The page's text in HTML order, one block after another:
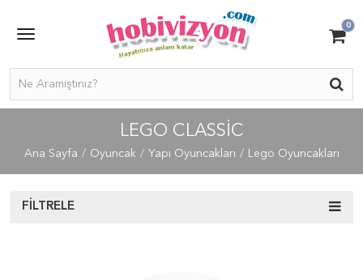
0
LEGO CLASSIC
Ana Sayfa Oyuncak Yapı Oyuncakları Lego Oyuncakları
FILTRELE